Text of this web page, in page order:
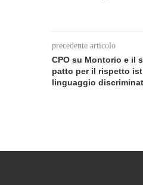
precedente articolo
CPO su Montorio e il
patto per il rispetto
linguaggio